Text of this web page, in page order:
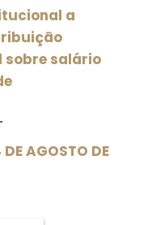
a
salário
AGOSTO DE